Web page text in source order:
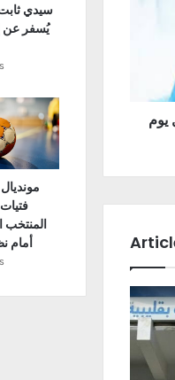
يوم
سيدي
يُسفر عن
المنتخب
أمام